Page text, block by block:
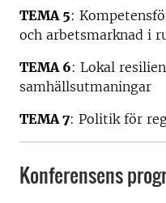
TEMA 5:
och arbetsmarknad i
TEMA 6: Lokal
samhällsutmaningar
TEMA 7: Politik för
Konferensens